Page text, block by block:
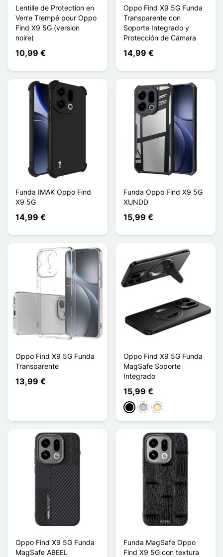
Lentille de Protection en
Verre Trempé pour Oppo
Find X9 5G (version
noire)
10,99 €
Oppo Find X9 5G Funda
Transparente con
Soporte Integrado y
Protección de Cámara
14,99 €
Funda IMAK Oppo Find
X9 5G
14,99 €
Funda Oppo Find X9 5G
XUNDD
15,99 €
Oppo Find X9 5G Funda
Transparente
13,99 €
Oppo Find X9 5G Funda
MagSafe Soporte
Integrado
15,99 €
NegroPlataOro
Oppo Find X9 5G Funda
MagSafe ABEEL
Funda MagSafe Oppo
Find X9 5G con textura